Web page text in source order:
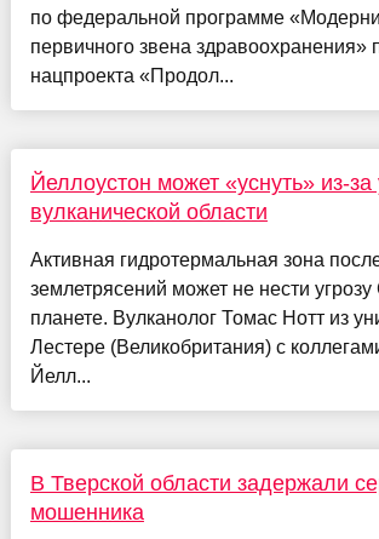
по федеральной программе
первичного звена здравоохранения»
нацпроекта «Продол...
Йеллоустон может «уснуть» из-
вулканической области
Активная гидротермальная зона
землетрясений может не нести
планете. Вулканолог Томас Нотт из
Лестере (Великобритания) с
Йелл...
В Тверской области задержали
мошенника